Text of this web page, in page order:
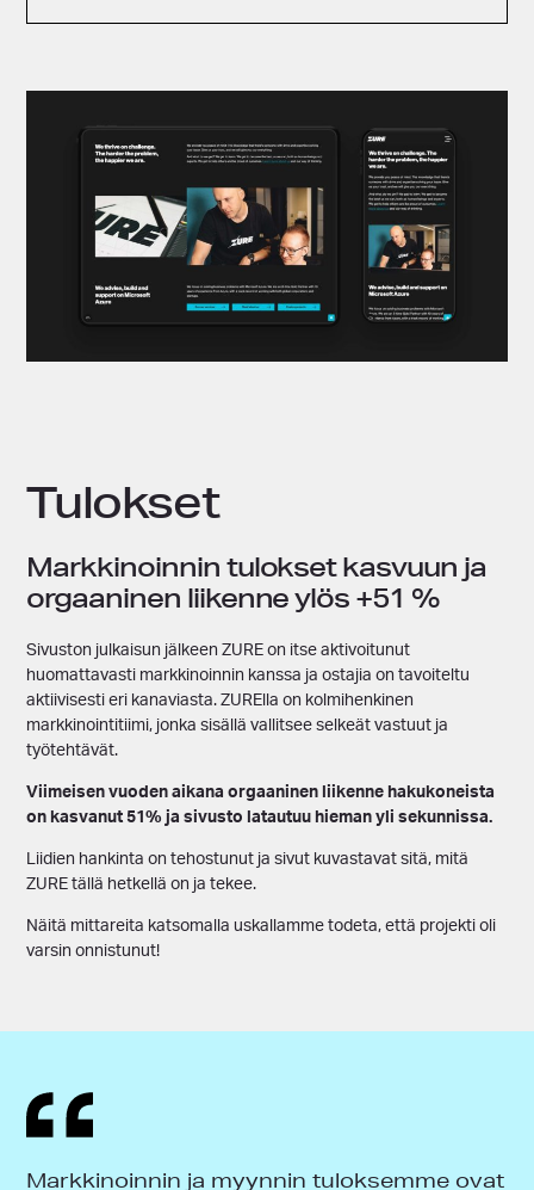
Tulokset
Markkinoinnin tulokset kasvuun ja
orgaaninen liikenne ylös +51 %
Sivuston julkaisun jälkeen ZURE on itse aktivoitunut
huomattavasti markkinoinnin kanssa ja ostajia on tavoiteltu
aktiivisesti eri kanaviasta. ZURElla on kolmihenkinen
markkinointitiimi, jonka sisällä vallitsee selkeät vastuut ja
työtehtävät.
Viimeisen vuoden aikana orgaaninen liikenne hakukoneista
on kasvanut 51% ja sivusto latautuu hieman yli sekunnissa.
Liidien hankinta on tehostunut ja sivut kuvastavat sitä, mitä
ZURE tällä hetkellä on ja tekee.
Näitä mittareita katsomalla uskallamme todeta, että projekti oli
varsin onnistunut!
Markkinoinnin ja myynnin tuloksemme ovat